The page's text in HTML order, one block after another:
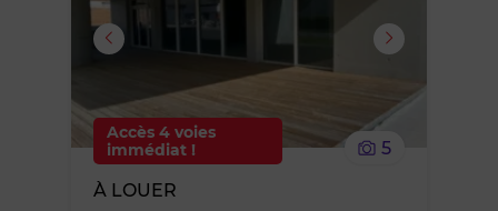
ou
Accès 4 voies
immédiat !
5
À LOUER